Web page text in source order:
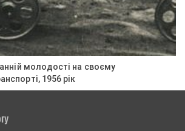
молодості на своєму
1956 рік